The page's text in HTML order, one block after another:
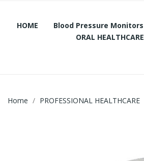
HOME Blood Pressure Monitors
ORAL HEALTHCARE
Home PROFESSIONAL HEALTHCARE